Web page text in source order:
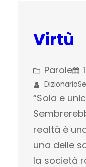
Virtù
Parole
“Sola e
realtà è
una delle
la società